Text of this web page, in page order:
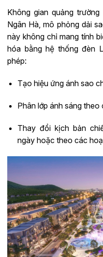
Không gian quảng
Ngân Hà, mô phỏng dải
này không chỉ mang tính
hóa bằng hệ thống đèn
phép:
Tạo hiệu ứng ánh sao
Phân lớp ánh sáng theo
Thay đổi kịch bản
ngày hoặc theo các